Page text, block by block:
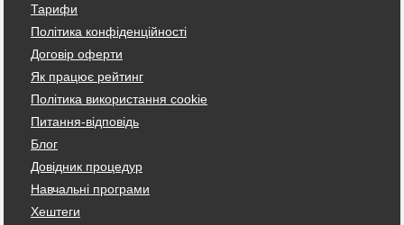
Тарифи
Політика конфіденційності
Договір оферти
Як працює рейтинг
Політика використання cookie
Питання-відповідь
Блог
Довідник процедур
Навчальні програми
Хештеги